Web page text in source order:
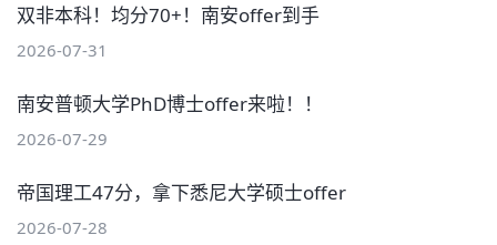
双非本科！均分70+！南安offer到手
2026-07-31
南安普顿大学PhD博士offer来啦！！
2026-07-29
帝国理工47分，拿下悉尼大学硕士offer
2026-07-28